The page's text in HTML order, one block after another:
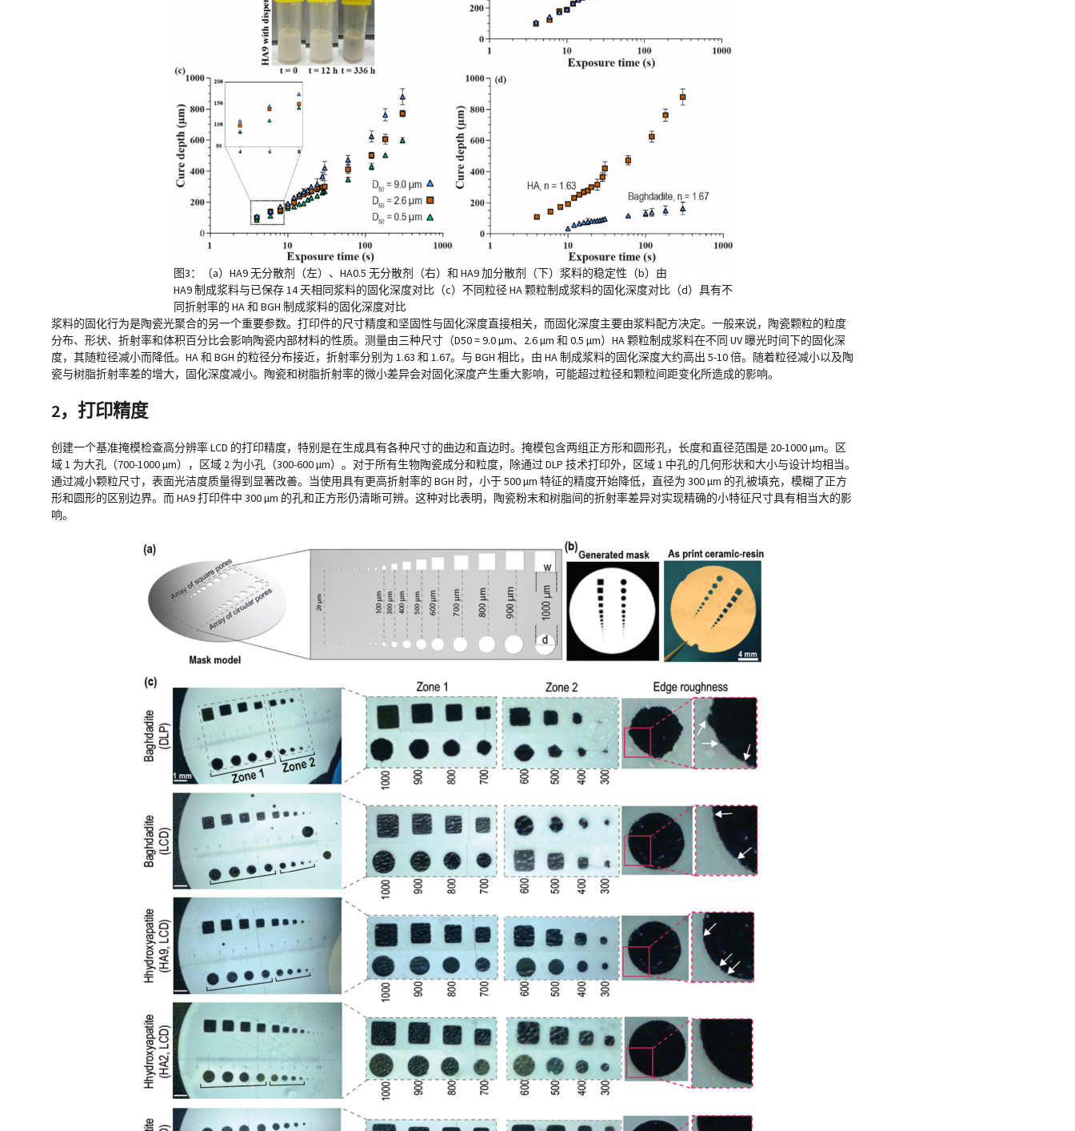
图3：（a）HA9 无分散剂（左）、HA0.5 无分散剂（右）和 HA9 加分散剂（下）浆料的稳定性（b）由
HA9 制成浆料与已保存 14 天相同浆料的固化深度对比（c）不同粒径 HA 颗粒制成浆料的固化深度对比（d）具有不
同折射率的 HA 和 BGH 制成浆料的固化深度对比
浆料的固化行为是陶瓷光聚合的另一个重要参数。打印件的尺寸精度和坚固性与固化深度直接相关，而固化深度主要由浆料配方决定。一般来说，陶瓷颗粒的粒度
分布、形状、折射率和体积百分比会影响陶瓷内部材料的性质。测量由三种尺寸（D50 = 9.0 µm、2.6 µm 和 0.5 µm）HA 颗粒制成浆料在不同 UV 曝光时间下的固化深
度，其随粒径减小而降低。HA 和 BGH 的粒径分布接近，折射率分别为 1.63 和 1.67。与 BGH 相比，由 HA 制成浆料的固化深度大约高出 5-10 倍。随着粒径减小以及陶
瓷与树脂折射率差的增大，固化深度减小。陶瓷和树脂折射率的微小差异会对固化深度产生重大影响，可能超过粒径和颗粒间距变化所造成的影响。
2，打印精度
创建一个基准掩模检查高分辨率 LCD 的打印精度，特别是在生成具有各种尺寸的曲边和直边时。掩模包含两组正方形和圆形孔，长度和直径范围是 20-1000 µm。区
域 1 为大孔（700-1000 µm），区域 2 为小孔（300-600 µm）。对于所有生物陶瓷成分和粒度，除通过 DLP 技术打印外，区域 1 中孔的几何形状和大小与设计均相当。
通过减小颗粒尺寸，表面光洁度质量得到显著改善。当使用具有更高折射率的 BGH 时，小于 500 µm 特征的精度开始降低，直径为 300 µm 的孔被填充，模糊了正方
形和圆形的区别边界。而 HA9 打印件中 300 µm 的孔和正方形仍清晰可辨。这种对比表明，陶瓷粉末和树脂间的折射率差异对实现精确的小特征尺寸具有相当大的影
响。